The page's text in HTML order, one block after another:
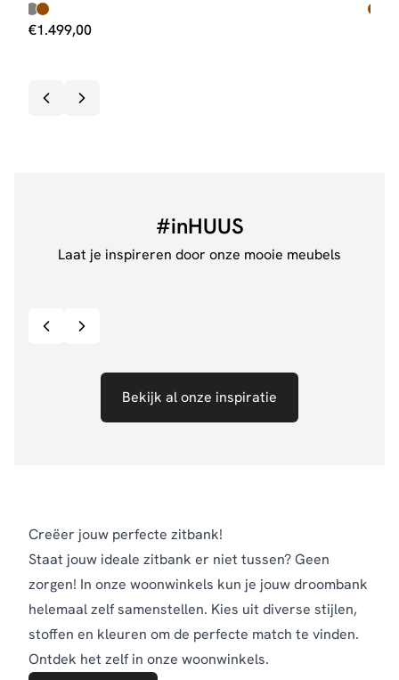
€1.499,00
#inHUUS
Laat je inspireren door onze mooie meubels
Bekijk al onze inspiratie
Creëer jouw perfecte zitbank!
Staat jouw ideale zitbank er niet tussen? Geen
zorgen! In onze woonwinkels kun je jouw droombank
helemaal zelf samenstellen. Kies uit diverse stijlen,
stoffen en kleuren om de perfecte match te vinden.
Ontdek het zelf in onze woonwinkels.